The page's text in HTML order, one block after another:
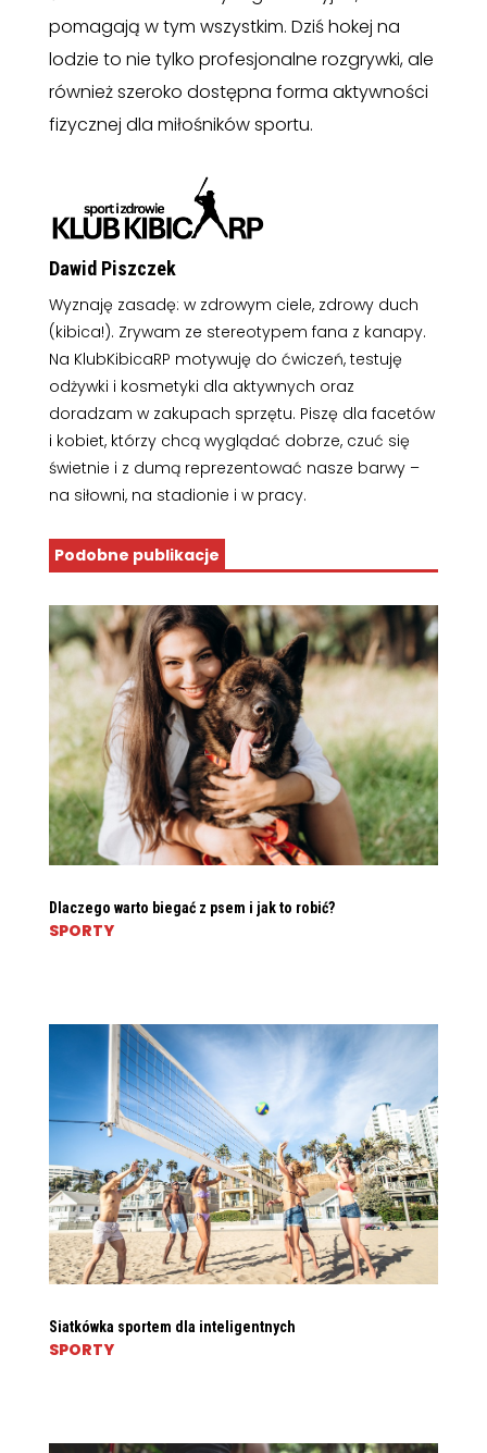
pomagają w tym wszystkim. Dziś hokej na
lodzie to nie tylko profesjonalne rozgrywki, ale
również szeroko dostępna forma aktywności
fizycznej dla miłośników sportu.
Dawid Piszczek
Wyznaję zasadę: w zdrowym ciele, zdrowy duch
(kibica!). Zrywam ze stereotypem fana z kanapy.
Na KlubKibicaRP motywuję do ćwiczeń, testuję
odżywki i kosmetyki dla aktywnych oraz
doradzam w zakupach sprzętu. Piszę dla facetów
i kobiet, którzy chcą wyglądać dobrze, czuć się
świetnie i z dumą reprezentować nasze barwy –
na siłowni, na stadionie i w pracy.
Podobne publikacje
Dlaczego warto biegać z psem i jak to robić?
SPORTY
Siatkówka sportem dla inteligentnych
SPORTY